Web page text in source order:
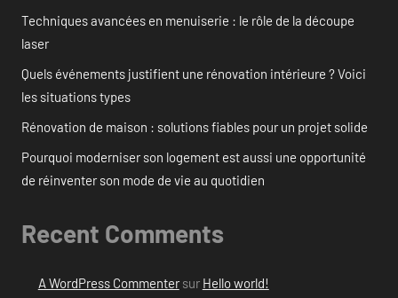
Techniques avancées en menuiserie : le rôle de la découpe
laser
Quels événements justifient une rénovation intérieure ? Voici
les situations types
Rénovation de maison : solutions fiables pour un projet solide
Pourquoi moderniser son logement est aussi une opportunité
de réinventer son mode de vie au quotidien
Recent Comments
A WordPress Commentersur Hello world!